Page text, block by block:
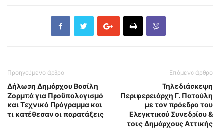
Προηγούμενο άρθρο
Δήλωση Δημάρχου Βασίλη
Ζορμπά για Προϋπολογισμό
και Τεχνικό Πρόγραμμα και
τι κατέθεσαν οι παρατάξεις
Επόμενο άρθρο
Τηλεδιάσκεψη
Περιφερειάρχη Γ. Πατούλη
με τον πρόεδρο του
Ελεγκτικού Συνεδρίου &
τους Δημάρχους Αττικής